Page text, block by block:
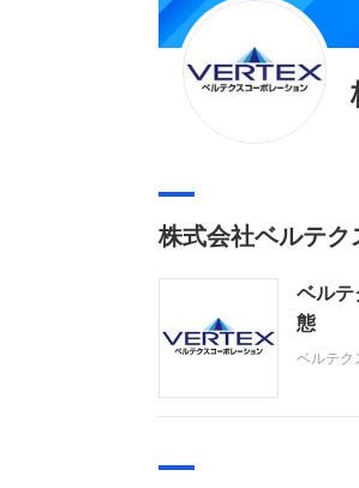
株式会社ベルテ
ベルテ
態
ベルテク
トンネ
億円と